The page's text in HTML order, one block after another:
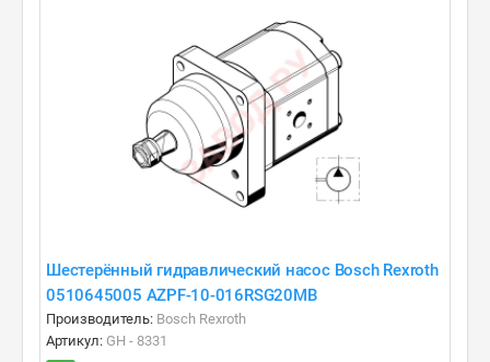
Шестерённый гидравлический насос Bosch Rexroth
0510645005 AZPF-10-016RSG20MB
Производитель: Bosch Rexroth
Артикул: GH - 8331